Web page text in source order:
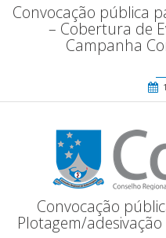
Convocação pública
– Cobertura de
Campanha
Convocação
Plotagem/